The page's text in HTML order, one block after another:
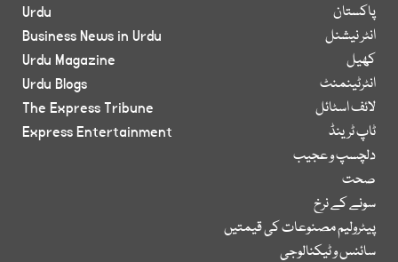
پاکستان
انٹر نیشنل
کھیل
انٹرٹینمنٹ
لائف اسٹائل
ٹاپ ٹرینڈ
دلچسپ و عجیب
صحت
سونے کے نرخ
پیٹرولیم مصنوعات کی قیمتیں
سائنس و ٹیکنالوجی
Urdu
Business News in Urdu
Urdu Magazine
Urdu Blogs
The Express Tribune
Express Entertainment